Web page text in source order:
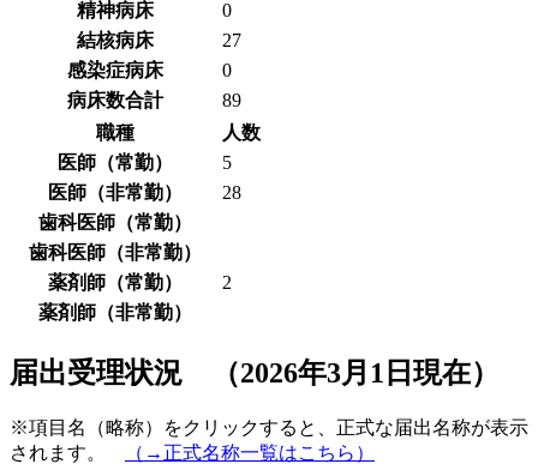
精神病床
0
結核病床
27
感染症病床
0
病床数合計
89
職種
人数
医師（常勤）
5
医師（非常勤）
28
歯科医師（常勤）
歯科医師（非常勤）
薬剤師（常勤）
2
薬剤師（非常勤）
届出受理状況 （2026年3月1日現在）
※項目名（略称）をクリックすると、正式な届出名称が表示
されます。
（→正式名称一覧はこちら）